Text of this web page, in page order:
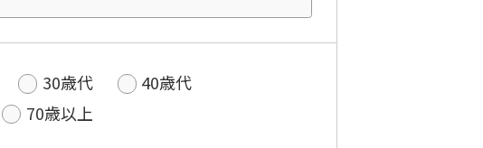
30歳代
40歳代
70歳以上